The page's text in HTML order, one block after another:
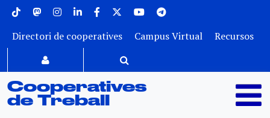
Vés al contingut
Menu superior
Directori de cooperatives Campus Virtual Recursos
Cooperatives
de Treball